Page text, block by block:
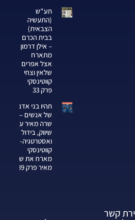
תע"ש
(התעשיה
הצבאית)
בבית הכרם
– אילן דרמון
מתארח
אצל אפרים
שלאין וצחי
קווטינסקי
פרק 33
תהיו בני אדם
של אנשים —
שרה מאיר על
שיווק, בידול
ואסטרטגיה-צחי
קווטינסקי
מארח את שרה
מאיר פרק 339
קשר